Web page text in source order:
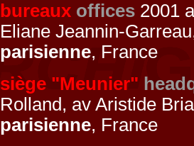
bureaux offices 2001
Eliane Jeannin-
parisienne, France
siège "Meunier"
Rolland, av Aristide
parisienne, France